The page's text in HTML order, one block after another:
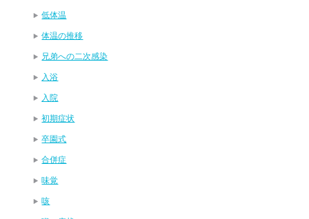
低体温
体温の推移
兄弟への二次感染
入浴
入院
初期症状
卒園式
合併症
味覚
咳